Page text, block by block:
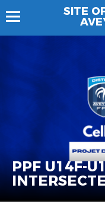
SITE
PPF U14F-
2026